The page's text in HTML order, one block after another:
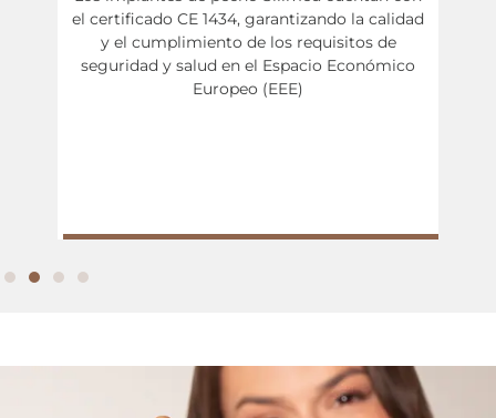
el certificado CE 1434, garantizando la calidad
y el cumplimiento de los requisitos de
seguridad y salud en el Espacio Económico
Europeo (EEE)